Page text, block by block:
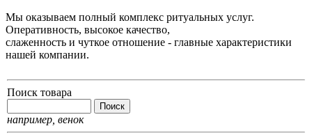
Мы оказываем полный комплекс ритуальных услуг.
Оперативность, высокое качество,
слаженность и чуткое отношение - главные характеристики
нашей компании.
Поиск товара
например, венок